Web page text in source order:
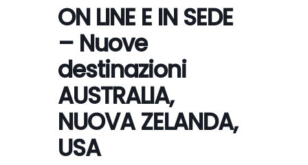
VEDIAMOCI
COME FUNZIONA
DESTINAZIONI
ESPERIENZA IN SICUREZZA
ON LINE E IN SEDE
– Nuove
destinazioni
AUSTRALIA,
NUOVA ZELANDA,
USA